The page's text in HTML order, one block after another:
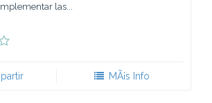
las...
MÃ¡s Info